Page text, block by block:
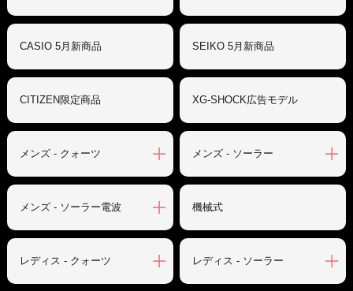
CASIO 5月新商品 SEIKO 5月新商品
CITIZEN限定商品 XG-SHOCK広告モデル
メンズ - クォーツ メンズ - ソーラー
メンズ - ソーラー電波 機械式
レディス - クォーツ レディス - ソーラー